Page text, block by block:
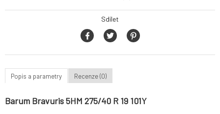
Sdílet
Popis a parametry Recenze (0)
Barum Bravuris 5HM 275/40 R 19 101Y